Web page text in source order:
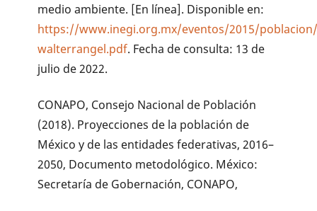
medio ambiente. [En línea]. Disponible en:
https://www.inegi.org.mx/eventos/2015/
walterrangel.pdf. Fecha de consulta: 13 de
julio de 2022.
CONAPO, Consejo Nacional de Población
(2018). Proyecciones de la población de
México y de las entidades federativas, 2016–
2050, Documento metodológico. México:
Secretaría de Gobernación, CONAPO,